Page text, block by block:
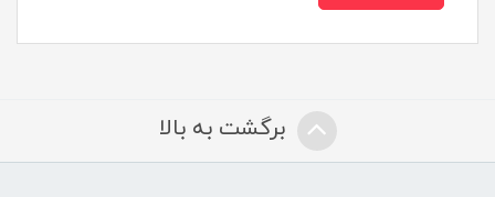
برگشت به بالا